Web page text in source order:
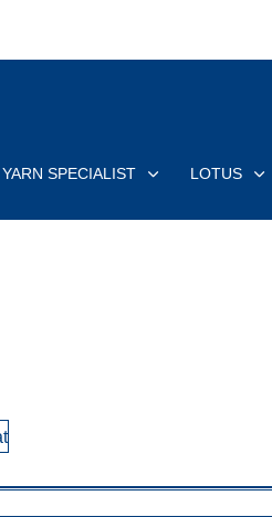
SPECIALIST LOTUS